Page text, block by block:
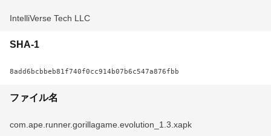
IntelliVerse Tech LLC
SHA-1
8add6bcbbeb81f740f0cc914b07b6c547a876fbb
ファイル名
com.ape.runner.gorillagame.evolution_1.3.xapk